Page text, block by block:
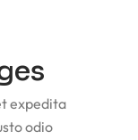
expedita
odio